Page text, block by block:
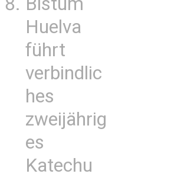
Huelva
führt
verbindlic
hes
zweijährig
es
Katechu